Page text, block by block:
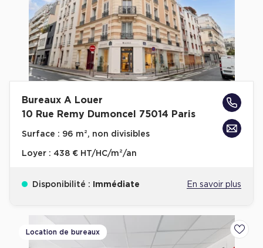
Achat de Commerces
Achat de Commerces à Nîmes
Achat de Commerces à Toulouse
Achat de Commerces à Marseille
Bureaux privés à Paris
Bureaux privés à Marseille
Bureaux privés à Neuilly-sur-Seine
Bureaux A Louer
10 Rue Remy Dumoncel 75014 Paris
Surface : 96 m², non divisibles
Loyer : 438 € HT/HC/m²/an
Disponibilité : Immédiate En savoir plus
Location de bureaux